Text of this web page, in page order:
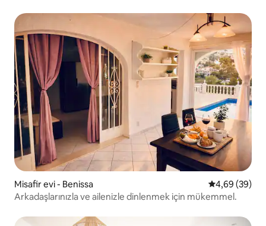
Misafir evi - Benissa 5 üzerinden
4,69 (39)
Arkadaşlarınızla ve ailenizle dinlenmek için mükemmel.